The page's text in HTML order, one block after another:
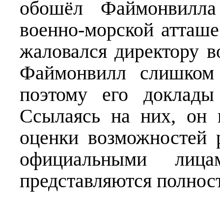
обошёл
военно-морской
жаловался директору
Файмонвилл слишком
поэтому его
Ссылаясь на них, он
оценки
официальными
представляются